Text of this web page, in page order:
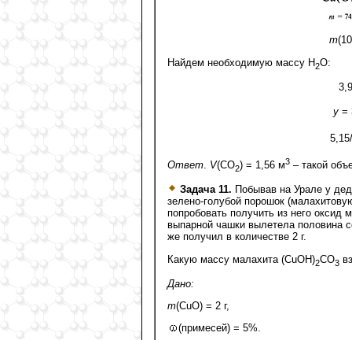
m
Найдем необходимую массу Н2О:
y=
Ответ. V(СО2) = 1,56 м3 – такой
Задача 11. Побывав на Урале у
зелено-голубой порошок
попробовать получить из него оксид
выпарной чашки вылетела половина
же получил в количестве 2 г.
Какую массу малахита (СuOH)2CO3
Дано:
m(СuO) = 2 г,
(примесей) = 5%.